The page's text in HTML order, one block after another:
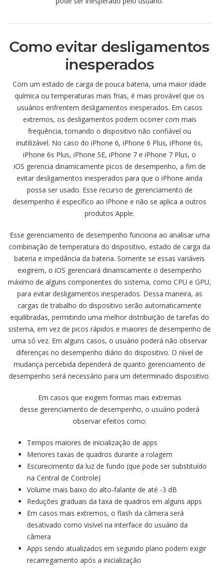
Como evitar desligamentos
inesperados
Com um estado de carga de pouca bateria, uma maior idade
química ou temperaturas mais frias, é mais provável que os
usuários enfrentem desligamentos inesperados. Em casos
extremos, os desligamentos podem ocorrer com mais
frequência, tornando o dispositivo não confiável ou
inutilizável. No caso do iPhone 6, iPhone 6 Plus, iPhone 6s,
iPhone 6s Plus, iPhone SE, iPhone 7 e iPhone 7 Plus, o
iOS gerencia dinamicamente picos de desempenho, a fim de
evitar desligamentos inesperados para que o iPhone ainda
possa ser usado. Esse recurso de gerenciamento de
desempenho é específico ao iPhone e não se aplica a outros
produtos Apple.
Esse gerenciamento de desempenho funciona ao analisar uma
combinação de temperatura do dispositivo, estado de carga da
bateria e impedância da bateria. Somente se essas variáveis
exigirem, o iOS gerenciará dinamicamente o desempenho
máximo de alguns componentes do sistema, como CPU e GPU,
para evitar desligamentos inesperados. Dessa maneira, as
cargas de trabalho do dispositivo serão automaticamente
equilibradas, permitindo uma melhor distribuição de tarefas do
sistema, em vez de picos rápidos e maiores de desempenho de
uma só vez. Em alguns casos, o usuário poderá não observar
diferenças no desempenho diário do dispositivo. O nível de
mudança percebida dependerá de quanto gerenciamento de
desempenho será necessário para um determinado dispositivo.
Em casos que exigem formas mais extremas
desse gerenciamento de desempenho, o usuário poderá
observar efeitos como:
Tempos maiores de inicialização de apps
Menores taxas de quadros durante a rolagem
Escurecimento da luz de fundo (que pode ser substituído
na Central de Controle)
Volume mais baixo do alto-falante de até -3 dB
Reduções graduais da taxa de quadros em alguns apps
Em casos mais extremos, o flash da câmera será
desativado como visível na interface do usuário da
câmera
Apps sendo atualizados em segundo plano podem exigir
recarregamento após a inicialização